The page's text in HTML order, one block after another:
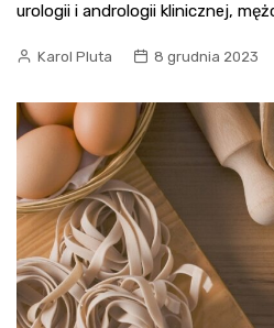
urologii i andrologii klinicznej,
Karol Pluta 8 grudnia 2023